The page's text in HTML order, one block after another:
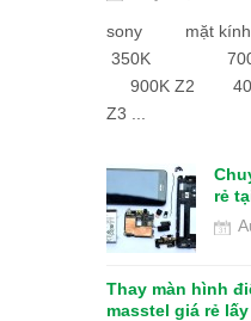
sony mặt
350K
900K Z2
Z3 ...
rẻ
Thay màn hình
masstel giá rẻ lấy